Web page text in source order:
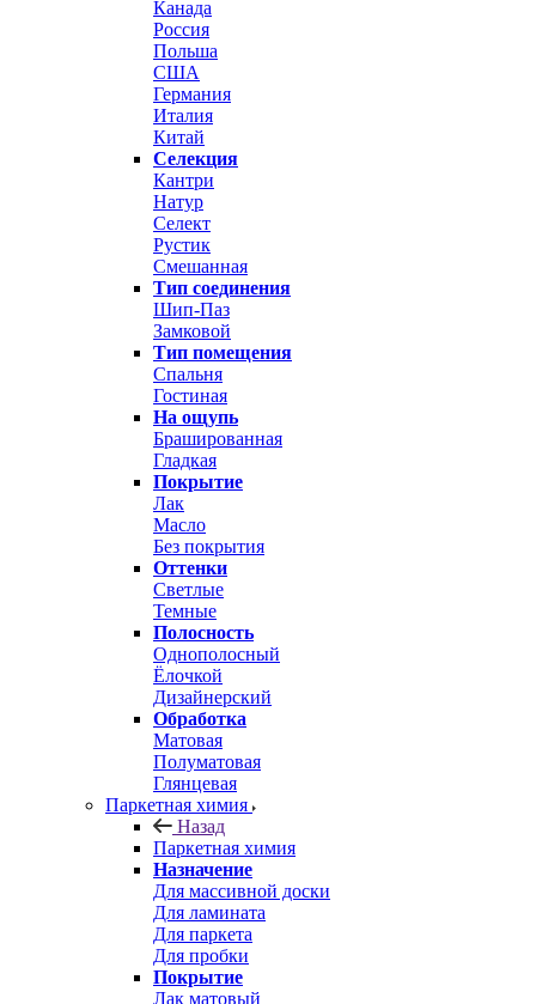
Канада
Россия
Польша
США
Германия
Италия
Китай
Селекция
Кантри
Натур
Селект
Рустик
Смешанная
Тип соединения
Шип-Паз
Замковой
Тип помещения
Спальня
Гостиная
На ощупь
Брашированная
Гладкая
Покрытие
Лак
Масло
Без покрытия
Оттенки
Светлые
Темные
Полосность
Однополосный
Ёлочкой
Дизайнерский
Обработка
Матовая
Полуматовая
Глянцевая
Паркетная химия
Назад
Паркетная химия
Назначение
Для массивной доски
Для ламината
Для паркета
Для пробки
Покрытие
Лак матовый